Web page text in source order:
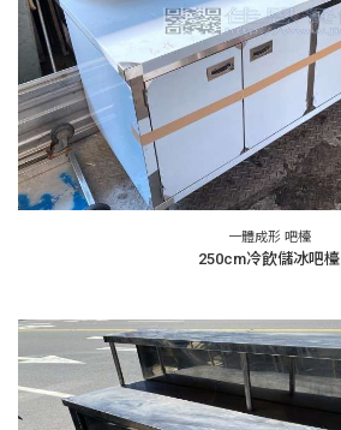
一體成形 吧檯
250cm冷飲儲冰吧檯